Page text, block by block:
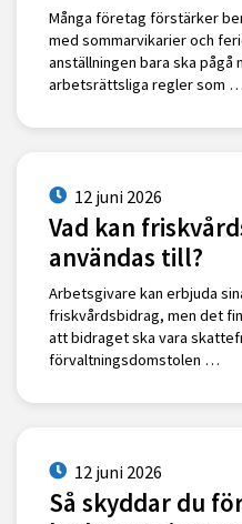
Många företag förstärker
med sommarvikarier och
anställningen bara ska pågå
arbetsrättsliga regler som …
12 juni 2026
Vad kan
användas till?
Arbetsgivare kan erbjuda
friskvårdsbidrag, men det
att bidraget ska vara
förvaltningsdomstolen …
12 juni 2026
Så skyddar du